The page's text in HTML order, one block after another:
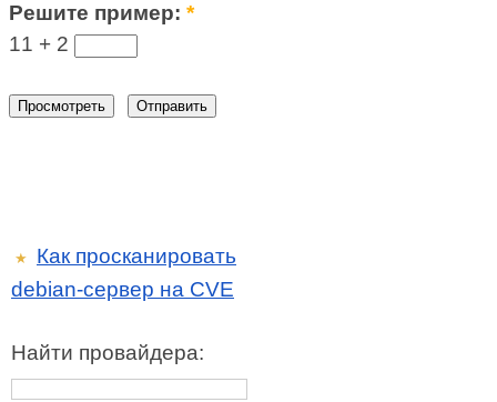
Решите пример:*
11 + 2
★
Как просканировать
debian-сервер на CVE
Найти провайдера: